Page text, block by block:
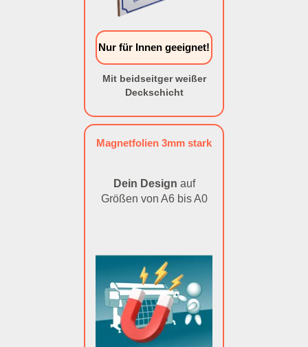
Nur für Innen geeignet!
Mit beidseitger weißer
Deckschicht
Magnetfolien 3mm stark
Dein Design auf
Größen von A6 bis A0